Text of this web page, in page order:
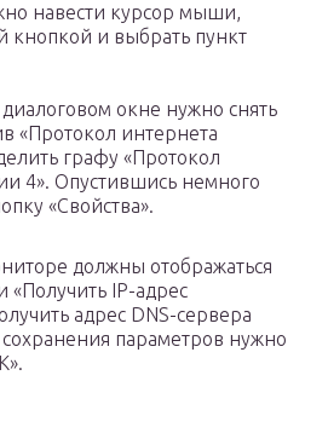
навести курсор мыши,
кнопкой и выбрать пункт
окне нужно снять
«Протокол интернета
графу «Протокол
4». Опустившись немного
«Свойства».
должны отображаться
«Получить IP-адрес
адрес DNS-сервера
сохранения параметров нужно